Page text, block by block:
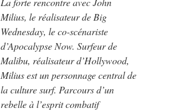
Milius, le réalisateur de Big
Wednesday, le co-scénariste
d’Apocalypse Now. Surfeur de
Malibu, réalisateur d’Hollywood,
Milius est un personnage central de
la culture surf. Parcours d’un
rebelle à l’esprit combatif